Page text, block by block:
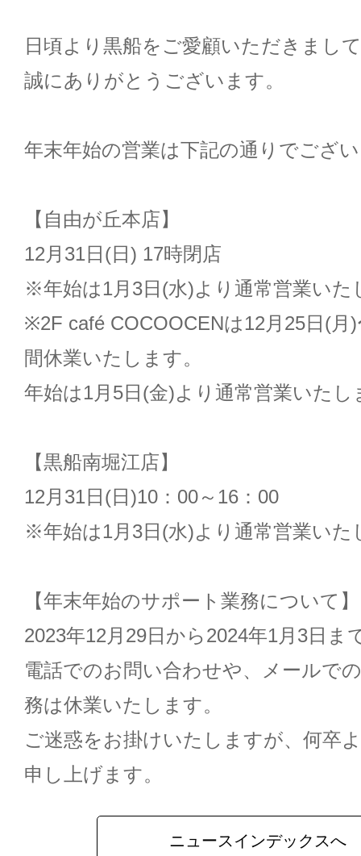
日頃より黒船をご愛顧いただきまし
誠にありがとうございます。
年末年始の営業は下記の通りでござ
【自由が丘本店】
12月31日(日) 17時閉店
※年始は1月3日(水)より通常営業いた
※2F café COCOOCENは12月25日(月
間休業いたします。
年始は1月5日(金)より通常営業いたし
【黒船南堀江店】
12月31日(日)10：00～16：00
※年始は1月3日(水)より通常営業いた
【年末年始のサポート業務について】
2023年12月29日から2024年1月3日ま
電話でのお問い合わせや、メールで
務は休業いたします。
ご迷惑をお掛けいたしますが、何卒
申し上げます。
ニュースインデックスへ